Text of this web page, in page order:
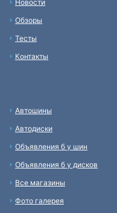
Новости
Обзоры
Тесты
Контакты
Автошины
Автодиски
Объявления б у шин
Объявления б у дисков
Все магазины
Фото галерея